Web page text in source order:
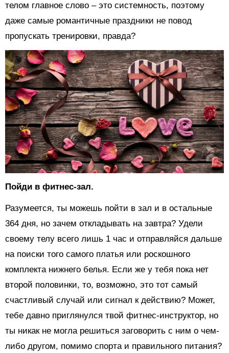
телом главное слово – это системность, поэтому
даже самые романтичные праздники не повод
пропускать тренировки, правда?
Пойди в фитнес-зал.
Разумеется, ты можешь пойти в зал и в остальные
364 дня, но зачем откладывать на завтра? Удели
своему телу всего лишь 1 час и отправляйся дальше
на поиски того самого платья или роскошного
комплекта нижнего белья. Если же у тебя пока нет
второй половинки, то, возможно, это тот самый
счастливый случай или сигнал к действию? Может,
тебе давно приглянулся твой фитнес-инструктор, но
ты никак не могла решиться заговорить с ним о чем-
либо другом, помимо спорта и правильного питания?